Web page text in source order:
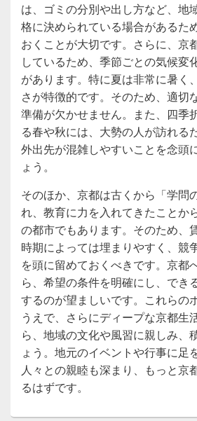
は、ゴミの分別や出し方など、地
格に決められている場合があるた
おくことが大切です。さらに、京
しているため、季節ごとの気候変
があります。特に夏は非常に暑く
さが特徴的です。そのため、適切
準備が欠かせません。また、四季
る春や秋には、大勢の人が訪れる
外出先が混雑しやすいことを念頭
ょう。
そのほか、京都は古くから「学問
れ、教育に力を入れてきたことか
の都市でもあります。そのため、
時期によっては埋まりやすく、競
を頭に留めておくべきです。京都
ら、希望の条件を明確にし、でき
するのが望ましいです。これらの
うえで、さらにディープな京都生
ら、地域の文化や風習に親しみ、
ょう。地元のイベントや行事に足
人々との親睦も深まり、もっと京
るはずです。